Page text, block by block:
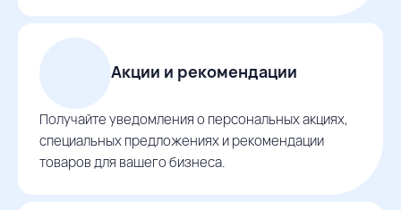
Акции и рекомендации
Получайте уведомления о персональных акциях,
специальных предложениях и рекомендации
товаров для вашего бизнеса.